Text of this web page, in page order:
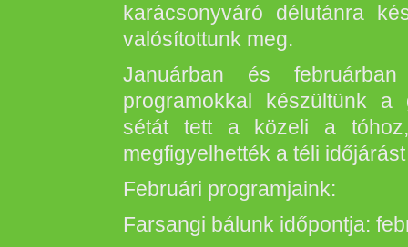
karácsonyváró délutánra
valósítottunk meg.
Januárban és
programokkal készültünk a
sétát tett a közeli a
megfigyelhették a téli
Februári programjaink:
Farsangi bálunk időpontja: